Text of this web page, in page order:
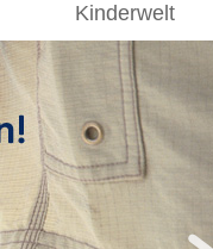
Kinderwelt